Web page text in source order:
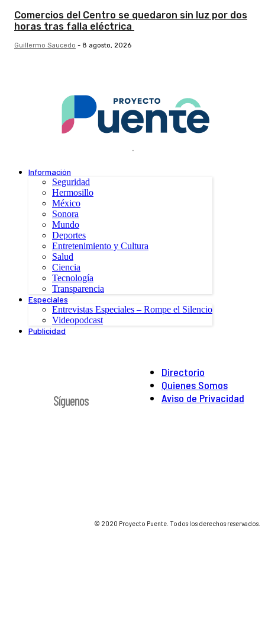
Comercios del Centro se quedaron sin luz por dos
horas tras falla eléctrica
Guillermo Saucedo - 8 agosto, 2026
.
Información
Seguridad
Hermosillo
México
Sonora
Mundo
Deportes
Entretenimiento y Cultura
Salud
Ciencia
Tecnología
Transparencia
Especiales
Entrevistas Especiales – Rompe el Silencio
Videopodcast
Publicidad
Directorio
Quienes Somos
Aviso de Privacidad
Síguenos
© 2020 Proyecto Puente. Todos los derechos reservados.